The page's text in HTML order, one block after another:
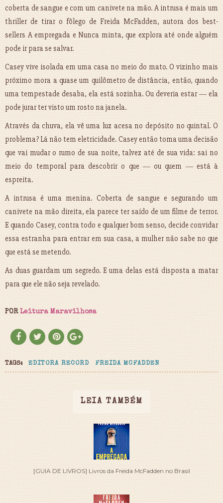
coberta de sangue e com um canivete na mão. A intrusa é mais um
thriller de tirar o fôlego de Freida McFadden, autora dos best-
sellers A empregada e Nunca minta, que explora até onde alguém
pode ir para se salvar.
Casey vive isolada em uma casa no meio do mato. O vizinho mais
próximo mora a quase um quilômetro de distância, então, quando
uma tempestade desaba, ela está sozinha. Ou deveria estar ― ela
pode jurar ter visto um rosto na janela.
Através da chuva, ela vê uma luz acesa no depósito no quintal. O
problema? Lá não tem eletricidade. Casey então toma uma decisão
que vai mudar o rumo de sua noite, talvez até de sua vida: sai no
meio do temporal para descobrir o que ― ou quem ― está à
espreita.
A intrusa é uma menina. Coberta de sangue e segurando um
canivete na mão direita, ela parece ter saído de um filme de terror.
E quando Casey, contra todo e qualquer bom senso, decide convidar
essa estranha para entrar em sua casa, a mulher não sabe no que
que está se metendo.
As duas guardam um segredo. E uma delas está disposta a matar
para que ele não seja revelado.
POR Leitura Maravilhosa
TAGS: EDITORA RECORD FREIDA MCFADDEN
LEIA TAMBÉM
[GUIA DE LIVROS] Livros da Freida McFadden no Brasil